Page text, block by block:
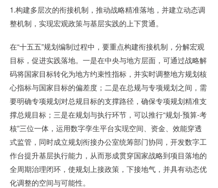
1.构建多层次的衔接机制，推动战略精准落地，并建立动态调
整机制，实现宏观政策与基层实践的上下贯通。
在“十五五”规划编制过程中，要重点构建衔接机制，分解宏观
目标，促进实践落地。一是在中央与地方层面，可通过战略解
码将国家目标转化为地方约束性指标，并实时调整地方规划核
心指标与国家目标的偏差度；二是在总规与专项规划之间，需
要明确专项规划对总规目标的支撑路径，确保专项规划精准支
撑总规目标；三是在规划与执行环节，可以推行“规划-预算-考
核”三位一体，运用数字孪生平台实现空间、资金、效能穿透
式监管，同时成立规划衔接办公室统筹部门协同，开发数字工
作台提升基层执行能力，从而形成贯穿国家战略到项目落地的
全周期治理闭环，使规划上接政策，下接地气，并具有动态优
化调整的空间与可能性。